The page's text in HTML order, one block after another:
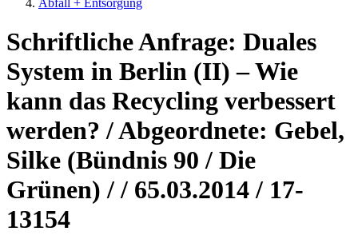
Abfall + Entsorgung
Schriftliche Anfrage: Duales
System in Berlin (II) – Wie
kann das Recycling verbessert
werden? / Abgeordnete: Gebel,
Silke (Bündnis 90 / Die
Grünen) / / 65.03.2014 / 17-
13154